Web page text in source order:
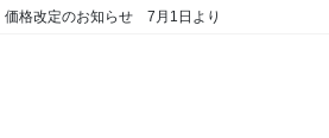
価格改定のお知らせ 7月1日より